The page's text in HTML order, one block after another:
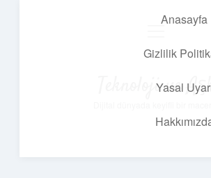
Anasayfa
Gizlilik
Yasal
Teknoloji ve